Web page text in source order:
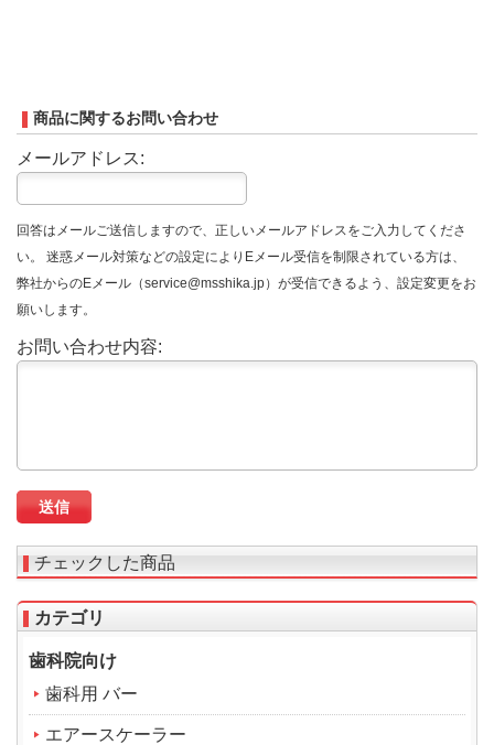
商品に関するお問い合わせ
メールアドレス:
回答はメールご送信しますので、正しいメールアドレスをご入力してくださ
い。 迷惑メール対策などの設定によりEメール受信を制限されている方は、
弊社からのEメール（service@msshika.jp）が受信できるよう、設定変更をお
願いします。
お問い合わせ内容:
チェックした商品
カテゴリ
歯科院向け
歯科用 バー
エアースケーラー